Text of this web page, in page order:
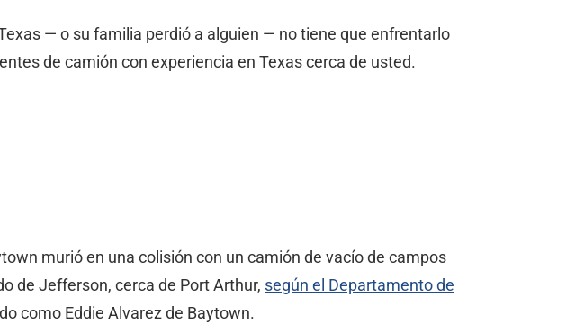
— o su familia perdió a alguien — no tiene que enfrentarlo
de camión con experiencia en Texas cerca de usted.
murió en una colisión con un camión de vacío de campos
de Jefferson, cerca de Port Arthur, según el Departamento de
como Eddie Alvarez de Baytown.